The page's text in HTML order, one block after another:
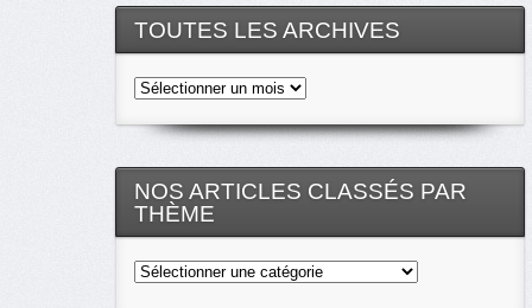
TOUTES LES ARCHIVES
Toutes
archives
NOS ARTICLES CLASSÉS PAR
THÈME
Nos